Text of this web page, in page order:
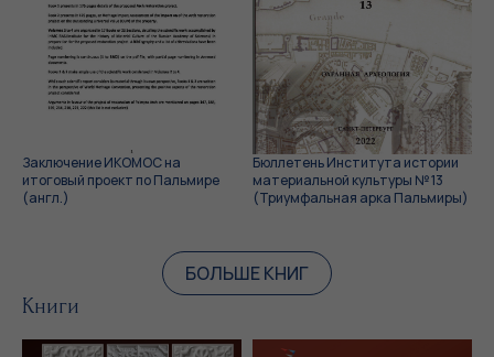
Заключение ИКОМОС на
итоговый проект по Пальмире
(англ.)
Бюллетень Института истории
материальной культуры № 13
(Триумфальная арка Пальмиры)
БОЛЬШЕ КНИГ
Книги